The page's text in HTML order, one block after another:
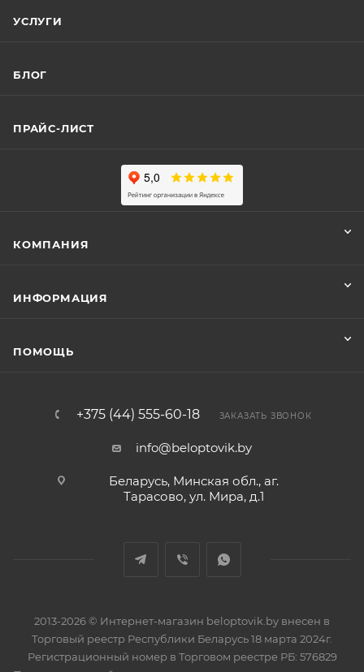
УСЛУГИ
БЛОГ
ПРАЙС-ЛИСТ
КОМПАНИЯ
ИНФОРМАЦИЯ
ПОМОЩЬ
+375 (44) 555-60-18 ЗАКАЗАТЬ ЗВОНОК
info@beloptovik.by
Беларусь, Минская обл., аг.
Тарасово, ул. Мира, д.1
2013-2026 © Интернет-магазин beloptovik.by внесен в
Торговый реестр Республики Беларусь 18 марта 2024г.
Регистрационный номер в Торговом реестре РБ: 576829